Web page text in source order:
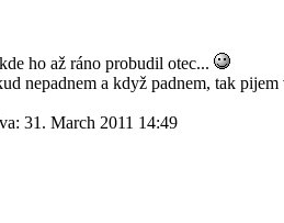
ho až ráno probudil otec...
nepadnem a když padnem, tak
31. March 2011 14:49